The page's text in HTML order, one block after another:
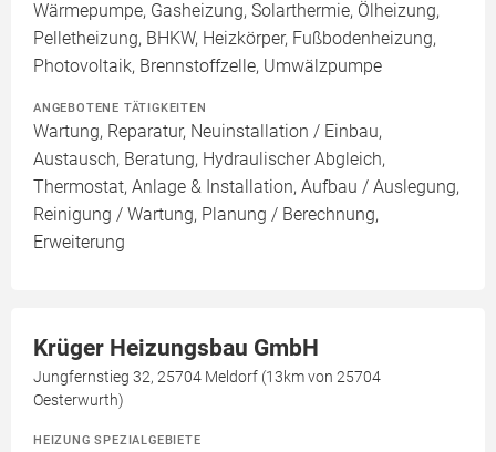
Wärmepumpe, Gasheizung, Solarthermie, Ölheizung,
Pelletheizung, BHKW, Heizkörper, Fußbodenheizung,
Photovoltaik, Brennstoffzelle, Umwälzpumpe
ANGEBOTENE TÄTIGKEITEN
Wartung, Reparatur, Neuinstallation / Einbau,
Austausch, Beratung, Hydraulischer Abgleich,
Thermostat, Anlage & Installation, Aufbau / Auslegung,
Reinigung / Wartung, Planung / Berechnung,
Erweiterung
Krüger Heizungsbau GmbH
Jungfernstieg 32, 25704 Meldorf (13km von 25704
Oesterwurth)
HEIZUNG SPEZIALGEBIETE